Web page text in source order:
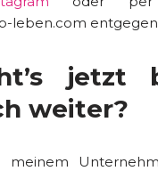
leben.com entgegen
jetzt
weiter?
meinem